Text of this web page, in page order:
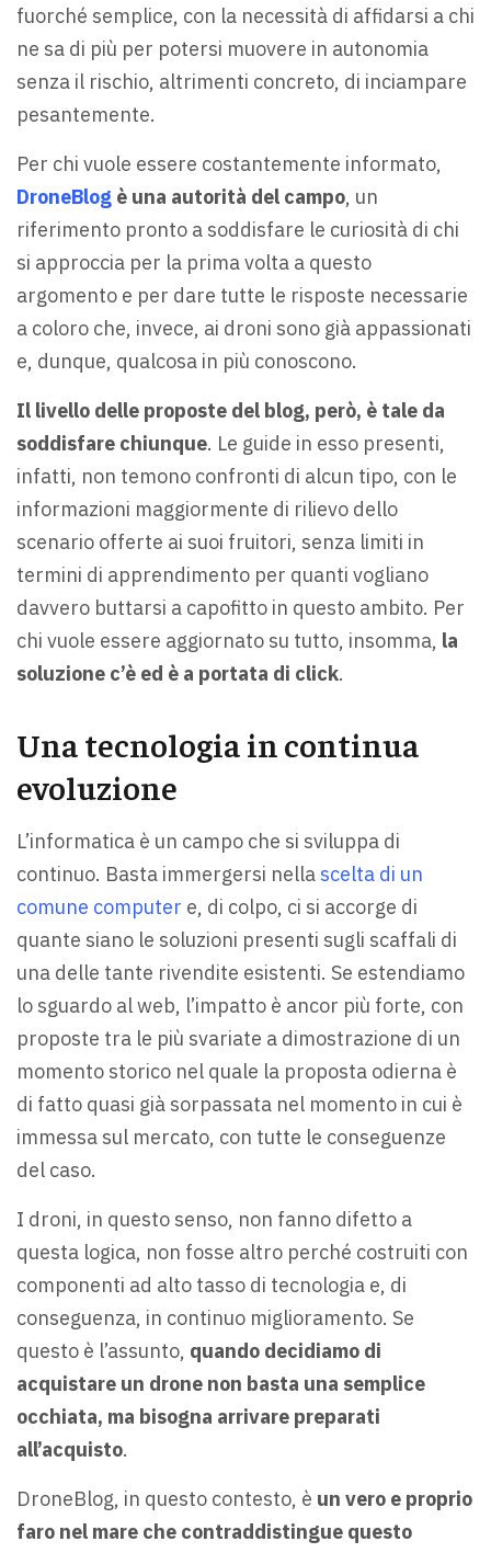
fuorché semplice, con la necessità di affidarsi a chi
ne sa di più per potersi muovere in autonomia
senza il rischio, altrimenti concreto, di inciampare
pesantemente.
Per chi vuole essere costantemente informato,
DroneBlog è una autorità del campo, un
riferimento pronto a soddisfare le curiosità di chi
si approccia per la prima volta a questo
argomento e per dare tutte le risposte necessarie
a coloro che, invece, ai droni sono già appassionati
e, dunque, qualcosa in più conoscono.
Il livello delle proposte del blog, però, è tale da
soddisfare chiunque. Le guide in esso presenti,
infatti, non temono confronti di alcun tipo, con le
informazioni maggiormente di rilievo dello
scenario offerte ai suoi fruitori, senza limiti in
termini di apprendimento per quanti vogliano
davvero buttarsi a capofitto in questo ambito. Per
chi vuole essere aggiornato su tutto, insomma, la
soluzione c’è ed è a portata di click.
Una tecnologia in continua
evoluzione
L’informatica è un campo che si sviluppa di
continuo. Basta immergersi nella scelta di un
comune computer e, di colpo, ci si accorge di
quante siano le soluzioni presenti sugli scaffali di
una delle tante rivendite esistenti. Se estendiamo
lo sguardo al web, l’impatto è ancor più forte, con
proposte tra le più svariate a dimostrazione di un
momento storico nel quale la proposta odierna è
di fatto quasi già sorpassata nel momento in cui è
immessa sul mercato, con tutte le conseguenze
del caso.
I droni, in questo senso, non fanno difetto a
questa logica, non fosse altro perché costruiti con
componenti ad alto tasso di tecnologia e, di
conseguenza, in continuo miglioramento. Se
questo è l’assunto, quando decidiamo di
acquistare un drone non basta una semplice
occhiata, ma bisogna arrivare preparati
all’acquisto.
DroneBlog, in questo contesto, è un vero e proprio
faro nel mare che contraddistingue questo